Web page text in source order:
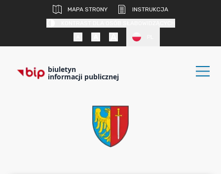
MAPA STRONY
INSTRUKCJA
biuletyn
informacji publicznej